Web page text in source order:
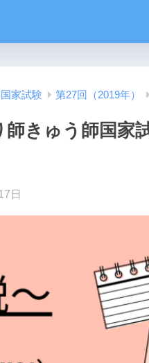
家試験 第27回（2019年）
きゅう師国家
日